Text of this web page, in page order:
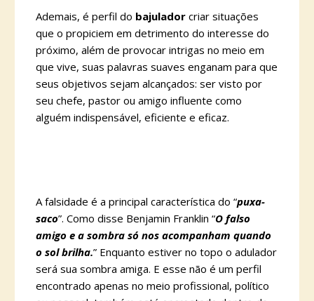
Ademais, é perfil do bajulador criar situações
que o propiciem em detrimento do interesse do
próximo, além de provocar intrigas no meio em
que vive, suas palavras suaves enganam para que
seus objetivos sejam alcançados: ser visto por
seu chefe, pastor ou amigo influente como
alguém indispensável, eficiente e eficaz.
A falsidade é a principal característica do “puxa-
saco”. Como disse Benjamin Franklin “O falso
amigo e a sombra só nos acompanham quando
o sol brilha.” Enquanto estiver no topo o adulador
será sua sombra amiga. E esse não é um perfil
encontrado apenas no meio profissional, político